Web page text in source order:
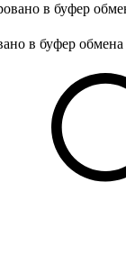
в буфер
в буфер обмена